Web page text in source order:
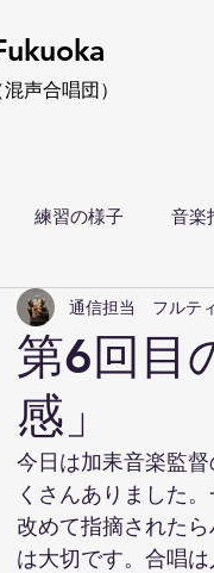
混声合唱団）
練習の様子 音楽
第6回目
感」
通信担当 フルテ
今日は加耒音楽監
くさんありました
改めて指摘された
は大切です。合唱